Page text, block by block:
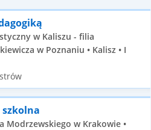
w Kaliszu - filia
w Poznaniu • Kalisz • I
szkolna
Modrzewskiego w Krakowie •